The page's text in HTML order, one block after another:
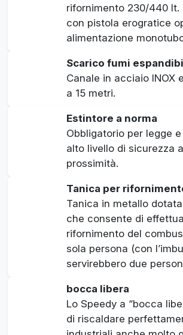
rifornimento 230/440 lt.
con pistola erogratice
alimentazione
Scarico fumi
Canale in acciaio INOX
a 15 metri.
Estintore a norma
Obbligatorio per legge
alto livello di sicurezza
prossimità.
Tanica per
Tanica in metallo
che consente di
rifornimento del
sola persona (con
servirebbero due
bocca libera
Lo Speedy a “bocca
di riscaldare